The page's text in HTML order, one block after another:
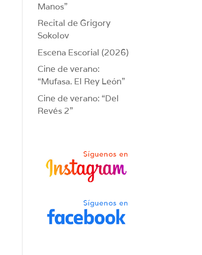
Manos”
Recital de Grigory
Sokolov
Escena Escorial (2026)
Cine de verano:
“Mufasa. El Rey León”
Cine de verano: “Del
Revés 2”